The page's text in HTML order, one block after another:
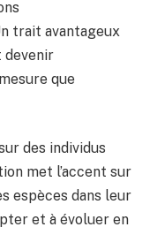
trait avantageux
devenir
que
des individus
met l’accent sur
espèces dans leur
et à évoluer en